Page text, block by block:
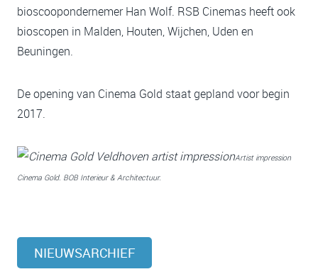
bioscoopondernemer Han Wolf. RSB Cinemas heeft ook
bioscopen in Malden, Houten, Wijchen, Uden en
Beuningen.
De opening van Cinema Gold staat gepland voor begin
2017.
Artist impression
Cinema Gold. BOB Interieur & Architectuur.
NIEUWSARCHIEF